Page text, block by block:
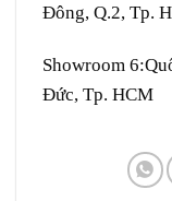
Đông, Q.2, Tp.
Showroom 6:
Đức, Tp. HCM